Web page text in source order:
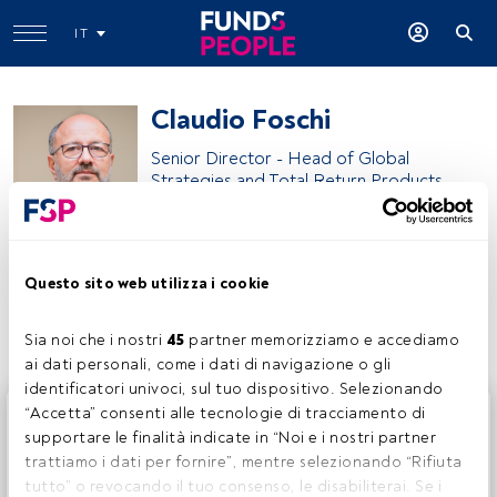
Questo sito web utilizza i cookie
Sia noi che i nostri 45 partner memorizziamo e accediamo
ai dati personali, come i dati di navigazione o gli
identificatori univoci, sul tuo dispositivo. Selezionando
“Accetta” consenti alle tecnologie di tracciamento di
supportare le finalità indicate in “Noi e i nostri partner
trattiamo i dati per fornire”, mentre selezionando “Rifiuta
tutto” o revocando il tuo consenso, le disabiliterai. Se i
IT
Claudio Foschi
Senior Director - Head of Global
Strategies and Total Return Products
Condividi:
Questo è un articolo riservato agli utenti FundsPeople. Se
sei già registrato, accedi tramite il pulsante Login. Se non
hai ancora un account, ti invitiamo a registrarti per scoprire
tutti i contenuti che FundsPeople ha da offrire.